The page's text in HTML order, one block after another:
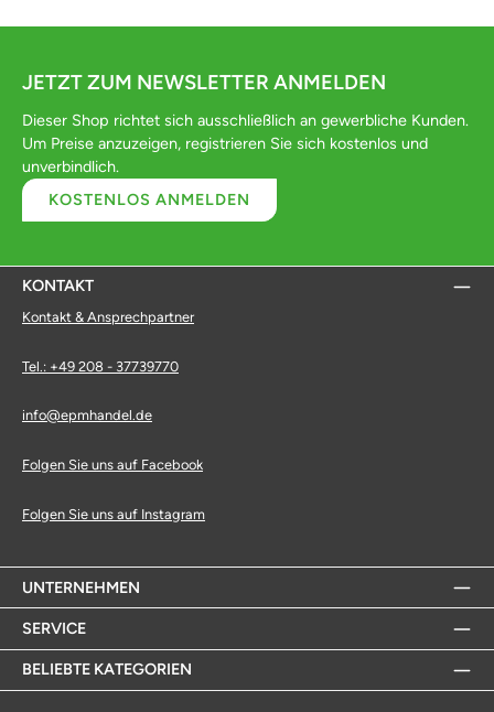
JETZT ZUM NEWSLETTER ANMELDEN
Dieser Shop richtet sich ausschließlich an gewerbliche Kunden.
Um Preise anzuzeigen, registrieren Sie sich kostenlos und
unverbindlich.
KOSTENLOS ANMELDEN
KONTAKT
Kontakt & Ansprechpartner
Tel.: +49 208 - 37739770
info@epmhandel.de
Folgen Sie uns auf Facebook
Folgen Sie uns auf Instagram
UNTERNEHMEN
SERVICE
BELIEBTE KATEGORIEN